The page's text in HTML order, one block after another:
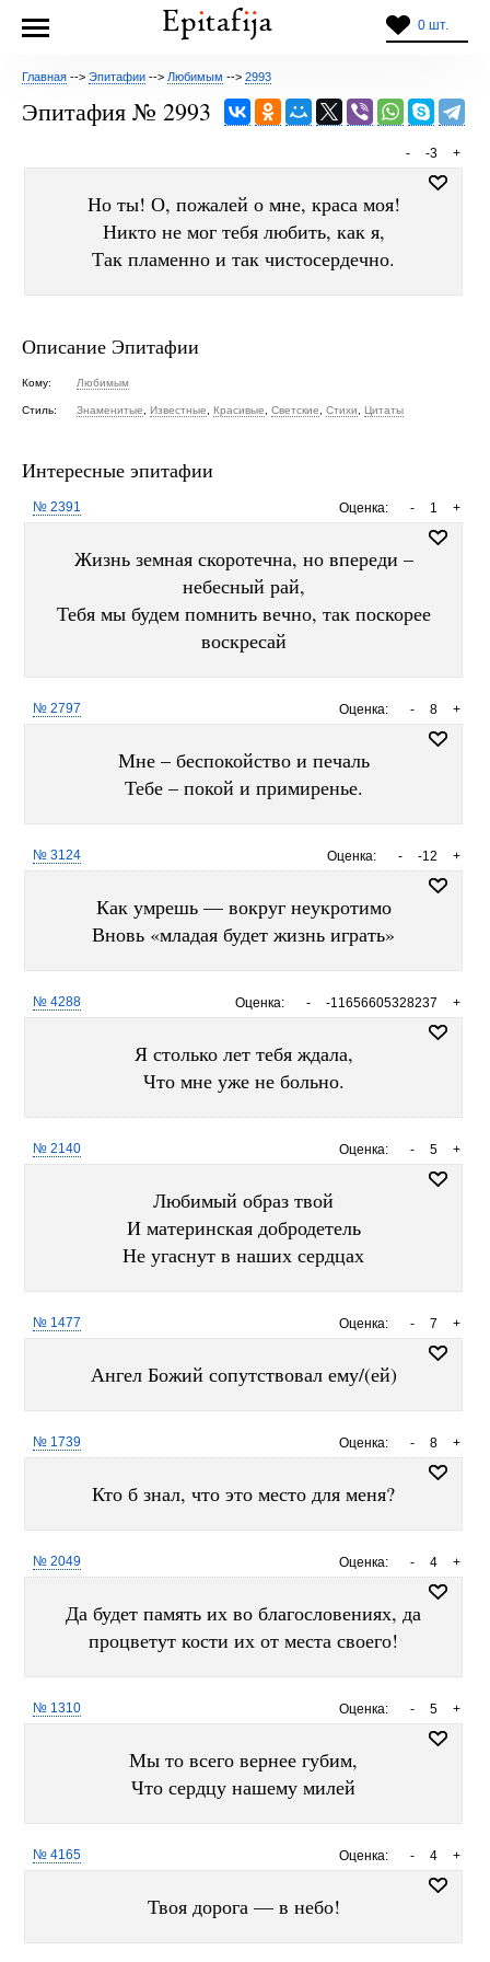
0 шт.
Главная --> Эпитафии --> Любимым --> 2993
Эпитафия № 2993
+
-3
-
Но ты! О, пожалей о мне, краса моя!
Никто не мог тебя любить, как я,
Так пламенно и так чистосердечно.
Описание Эпитафии
Кому: Любимым
Стиль: Знаменитые Известные Красивые Светские Стихи Цитаты
Интересные эпитафии
Оценка: +
1
-
№ 2391
Жизнь земная скоротечна, но впереди –
небесный рай,
Тебя мы будем помнить вечно, так поскорее
воскресай
Оценка: +
8
-
№ 2797
Мне – беспокойство и печаль
Тебе – покой и примиренье.
Оценка: +
-12
-
№ 3124
Как умрешь — вокруг неукротимо
Вновь «младая будет жизнь играть»
Оценка: +
-11656605328237
-
№ 4288
Я столько лет тебя ждала,
Что мне уже не больно.
Оценка: +
5
-
№ 2140
Любимый образ твой
И материнская добродетель
Не угаснут в наших сердцах
Оценка: +
7
-
№ 1477
Ангел Божий сопутствовал ему/(ей)
Оценка: +
8
-
№ 1739
Кто б знал, что это место для меня?
Оценка: +
4
-
№ 2049
Да будет память их во благословениях, да
процветут кости их от места своего!
Оценка: +
5
-
№ 1310
Мы то всего вернее губим,
Что сердцу нашему милей
Оценка: +
4
-
№ 4165
Твоя дорога — в небо!